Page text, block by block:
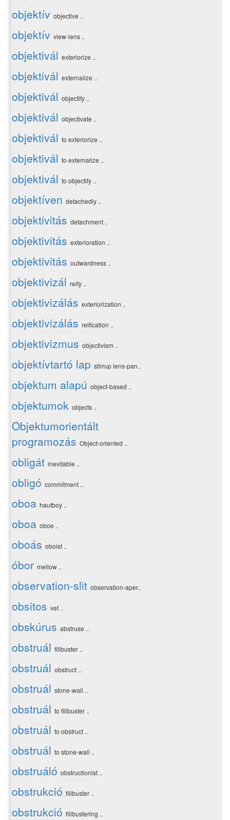
objektív objective ..
objektív view-lens ..
objektivál exteriorize ..
objektivál externalize ..
objektivál objectify ..
objektivál objectivate ..
objektivál to exteriorize ..
objektivál to externalize ..
objektivál to objectify ..
objektíven detachedly ..
objektivitás detachment ..
objektivitás exterioration ..
objektivitás outwardness ..
objektivizál reify ..
objektivizálás exteriorization ..
objektivizálás reification ..
objektivizmus objectivism ..
objektívtartó lap stirrup lens-pan..
objektum alapú object-based ..
objektumok objects ..
Objektumorientált
programozás Object-oriented ..
obligát inevitable ..
obligó commitment ..
oboa hautboy ..
oboa oboe ..
oboás oboist ..
óbor mellow ..
observation-slit observation-aper..
obsitos vet ..
obskúrus abstruse ..
obstruál filibuster ..
obstruál obstruct ..
obstruál stone-wall ..
obstruál to filibuster ..
obstruál to obstruct ..
obstruál to stone-wall ..
obstruáló obstructionist ..
obstrukció filibuster ..
obstrukció filibustering ..